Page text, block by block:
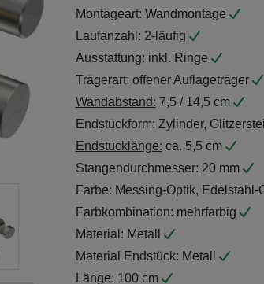
Montageart: Wandmontage
Laufanzahl: 2-läufig
Ausstattung: inkl. Ringe
Trägerart: offener Auflageträger
Wandabstand: 7,5 / 14,5 cm
Endstückform: Zylinder,
Endstücklänge: ca. 5,5 cm
Stangendurchmesser: 20 mm
Farbe: Messing-Optik, Edelstahl-
Farbkombination: mehrfarbig
Material: Metall
Material Endstück: Metall
Länge: 100 cm